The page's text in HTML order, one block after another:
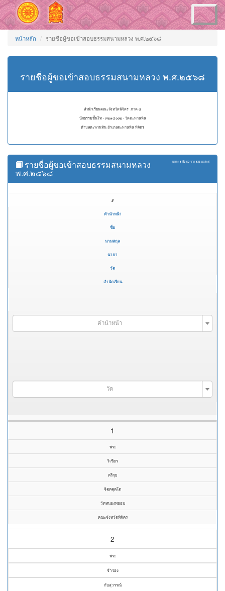
Toggle
navigation
หน้าหลัก รายชื่อผู้ขอเข้าสอบธรรมสนามหลวง พ.ศ.๒๕๖๘
รายชื่อผู้ขอเข้าสอบธรรมสนามหลวง พ.ศ.๒๕๖๘
สำนักเรียนคณะจังหวัดพิจิตร ภาค ๔
นักธรรมชั้นโท - ๓๒๑๔๐๐๒ - วัดตะพานหิน
ตำบลตะพานหิน อำเภอตะพานหิน พิจิตร
แสดง 1 ถึง 50 จาก 136 ผลลัพธ์
รายชื่อผู้ขอเข้าสอบธรรมสนามหลวง
พ.ศ.๒๕๖๘
#
คำนำหน้า
ชื่อ
นามสกุล
ฉายา
วัด
สำนักเรียน
คำนำหน้า
วัด
1
พระ
วิเชียร
ตรีกุย
จิตฺตคุตฺโต
วัดหนองพยอม
คณะจังหวัดพิจิตร
2
พระ
จำรอง
กับสุวรรณ์